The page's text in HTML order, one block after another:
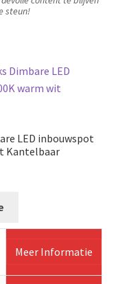
steun!
LED inbouwspot
Kantelbaar
Meer Informatie